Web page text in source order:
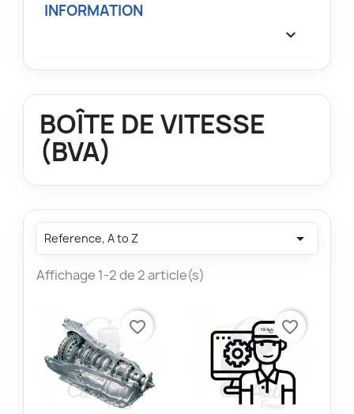
INFORMATION

BOÎTE DE VITESSE
(BVA)
Reference, A to Z 
Affichage 1-2 de 2 article(s)
favorite_border favorite_border